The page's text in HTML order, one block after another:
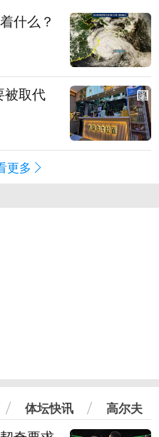
什么？
被取代
更多
体坛快讯 高尔夫